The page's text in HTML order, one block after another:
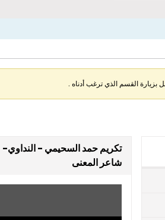
القسم الذي ترغب أدناه .
تكريم حمد السحيمي - النداوي-
شاعر المعنى